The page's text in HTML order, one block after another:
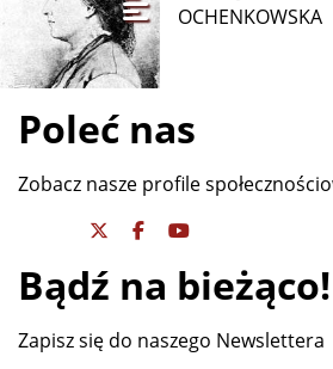
OCHENKOWSKA
Poleć nas
Zobacz nasze profile
Bądź na bieżąco!
Zapisz się do naszego Newslettera